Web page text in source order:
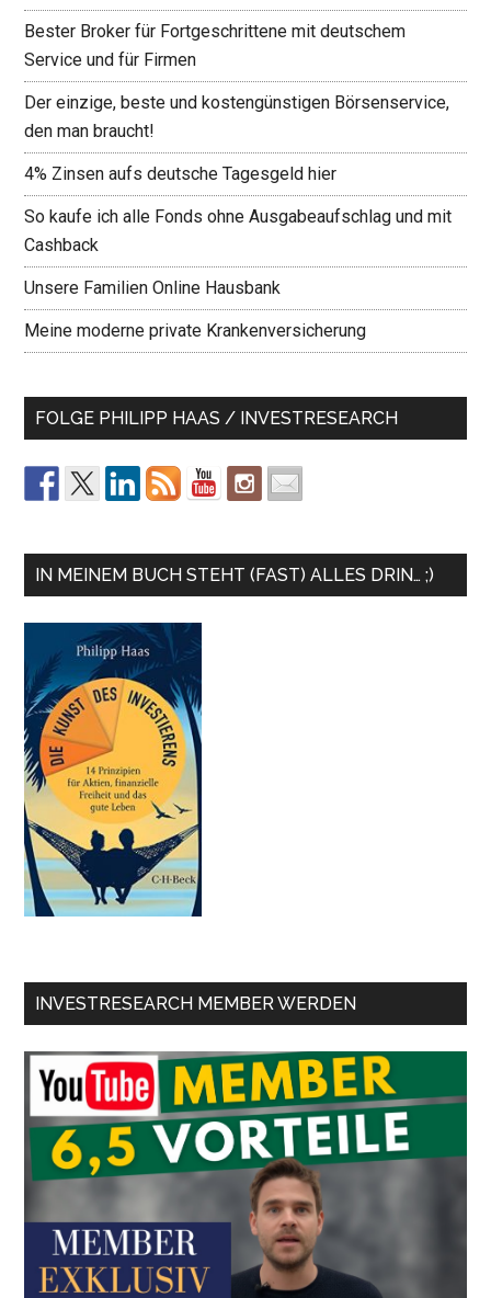
Bester Broker für Fortgeschrittene mit deutschem
Service und für Firmen
Der einzige, beste und kostengünstigen Börsenservice,
den man braucht!
4% Zinsen aufs deutsche Tagesgeld hier
So kaufe ich alle Fonds ohne Ausgabeaufschlag und mit
Cashback
Unsere Familien Online Hausbank
Meine moderne private Krankenversicherung
FOLGE PHILIPP HAAS / INVESTRESEARCH
IN MEINEM BUCH STEHT (FAST) ALLES DRIN… ;)
INVESTRESEARCH MEMBER WERDEN